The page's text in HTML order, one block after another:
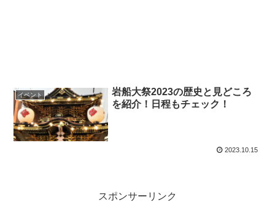
イベント
岩船大祭2023の歴史と見どころ
を紹介！日程もチェック！
2023.10.15
スポンサーリンク